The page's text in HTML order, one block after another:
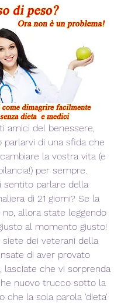
amici del benessere,
parlarvi di una sfida che
la vostra vita (e
per sempre.
sentito parlare della
di 21 giorni? Se la
no, allora state leggendo
al momento giusto!
siete dei veterani della
di aver provato
lasciate che vi sorprenda
nuovo trucco sotto la
che la sola parola 'dieta'